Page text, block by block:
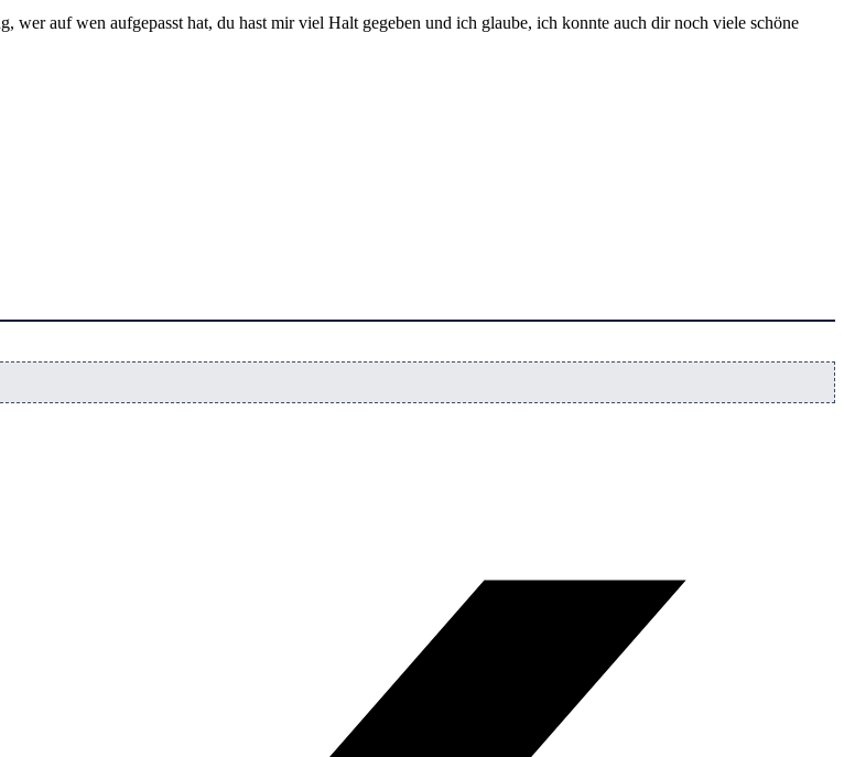
auf wen aufgepasst hat, du hast mir viel Halt gegeben und ich glaube, ich konnte auch dir noch viele schöne